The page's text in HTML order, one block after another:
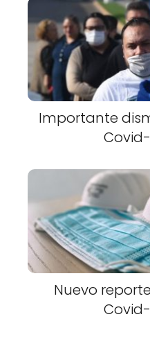
Importante
Covid-
Nuevo
Covid-